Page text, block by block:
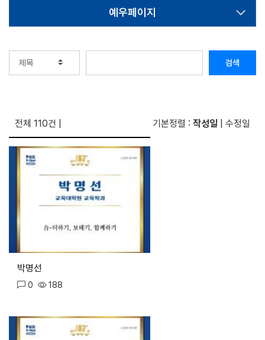
예우페이지
검색
전체 110건 기본정렬 : 작성일 수정일
박명선
0 188